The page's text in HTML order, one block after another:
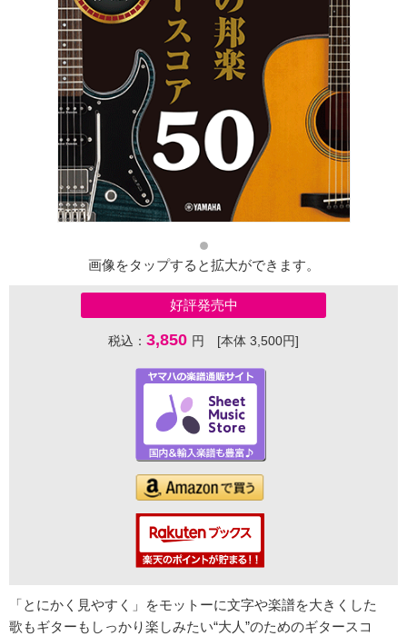
画像をタップすると拡大ができます。
好評発売中
税込： 3,850 円 [本体 3,500円]
「とにかく見やすく」をモットーに文字や楽譜を大きくした
歌もギターもしっかり楽しみたい“大人”のためのギタースコ